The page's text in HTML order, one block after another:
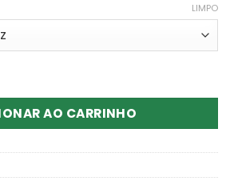
LIMPO
Bang King Crystal 20000
AO CARRINHO